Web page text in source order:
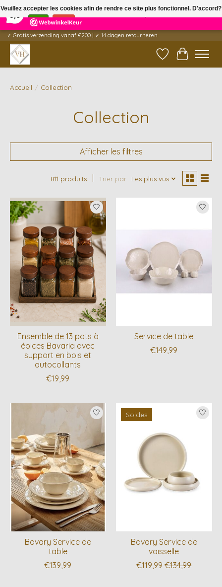
5 Reviews ×
✓ Gratis verzending vanaf €200 | ✓ 14 dagen retourneren
Liste dePanier
Accueil / Collection
Collection
Afficher les filtres
811 produits Trier par Les plus vus
Ensemble de 13 pots à
épices Bavaria avec
support en bois et
autocollants
€19,99
Service de table
€149,99
Bavary Service de
table
€139,99
Soldes
Bavary Service de
vaisselle
€119,99 €134,99
Veuillez accepter les cookies afin de rendre ce site plus fonctionnel. D'accord?
Oui
Non En savoir plus sur les témoins (cookies) »